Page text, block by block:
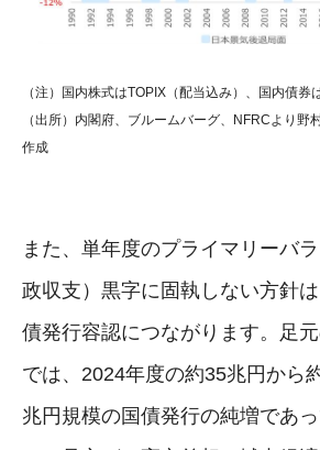
（注）国内株式はTOPIX（配当込み）、国内債券
（出所）内閣府、ブルームバーグ、NFRCより野
作成
また、単年度のプライマリーバ
政収支）黒字に固執しない方針
債発行容認につながります。足
では、2024年度の約35兆円から
兆円規模の国債発行の純増であ